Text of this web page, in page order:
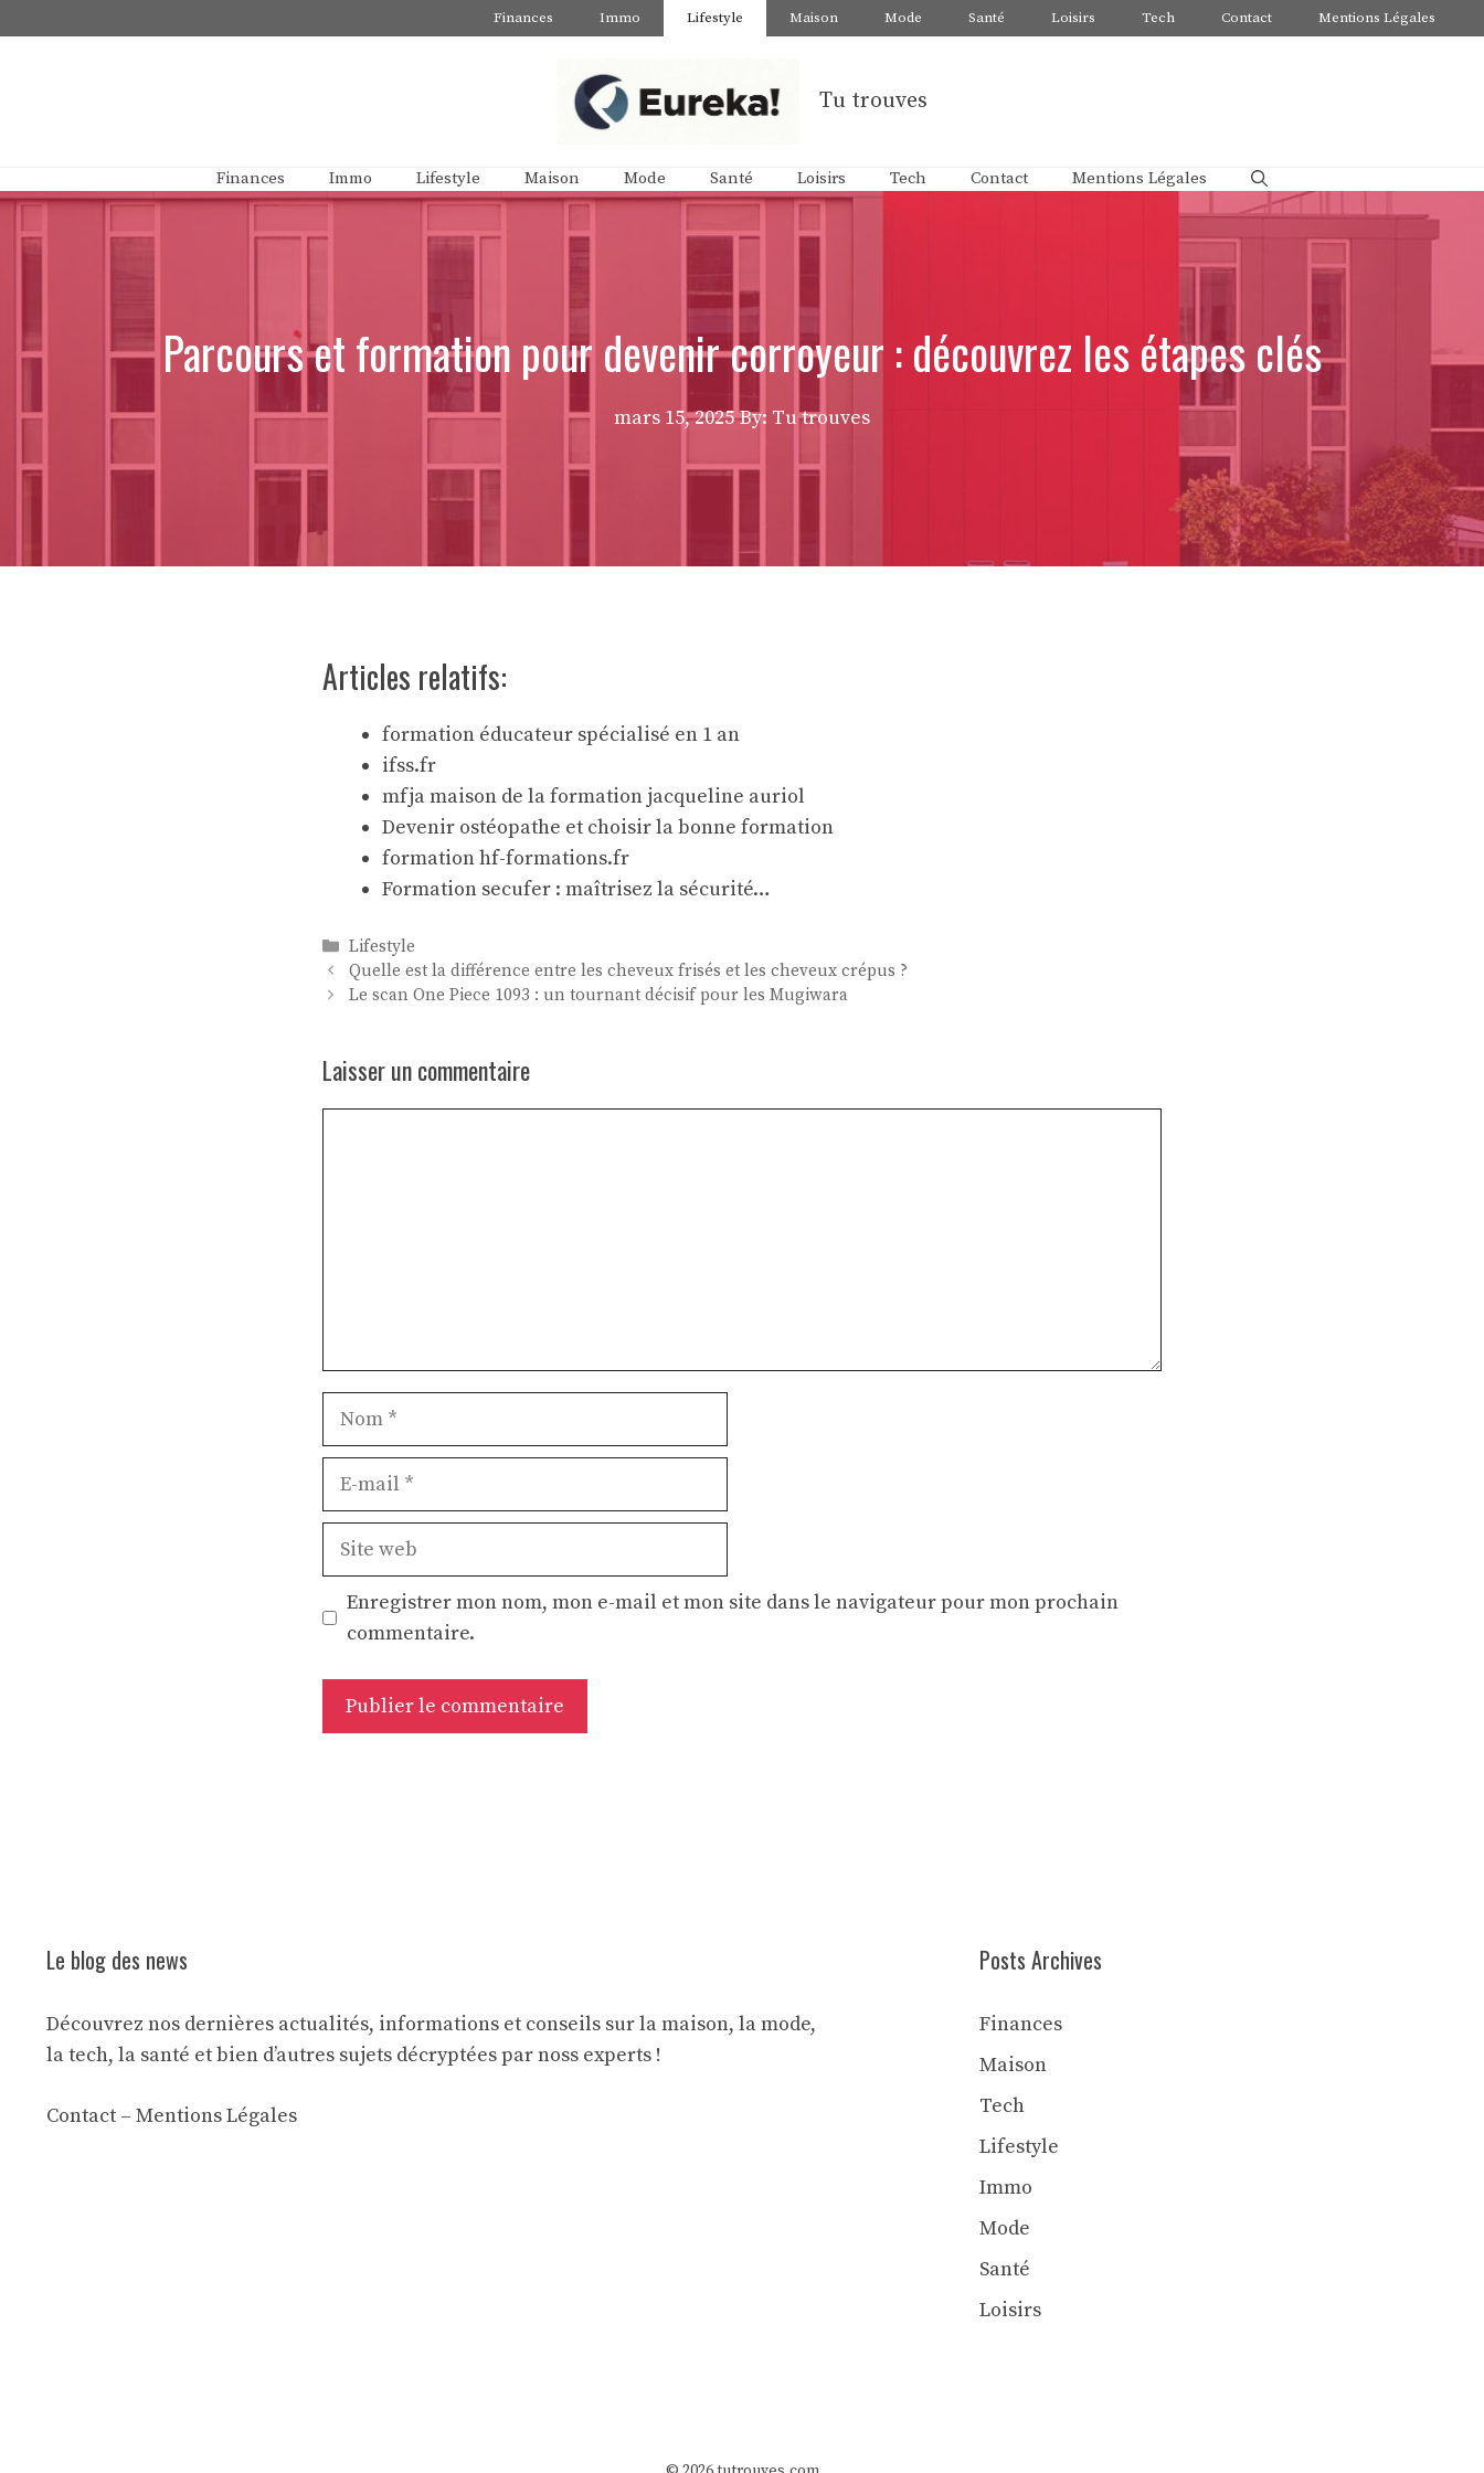
au
Finances Immo Lifestyle Maison Mode Santé Loisirs Tech Contact Mentions Légales
Tu trouves
Finances Immo Lifestyle Maison Mode Santé Loisirs Tech Contact Mentions Légales
Parcours et formation pour devenir corroyeur : découvrez les étapes clés
mars 15, 2025 By: Tu trouves
Articles relatifs:
formation éducateur spécialisé en 1 an
ifss.fr
mfja maison de la formation jacqueline auriol
Devenir ostéopathe et choisir la bonne formation
formation hf-formations.fr
Formation secufer : maîtrisez la sécurité…
Catégories
Lifestyle
Quelle est la différence entre les cheveux frisés et les cheveux crépus ?
Le scan One Piece 1093 : un tournant décisif pour les Mugiwara
Laisser un commentaire
Nom
Site
Enregistrer mon nom, mon e-mail et mon site dans le navigateur pour mon prochain
commentaire.
Le blog des news
Découvrez nos dernières actualités, informations et conseils sur la maison, la mode,
la tech, la santé et bien d’autres sujets décryptées par noss experts !
Contact – Mentions Légales
Posts Archives
Finances
Maison
Tech
Lifestyle
Immo
Mode
Santé
Loisirs